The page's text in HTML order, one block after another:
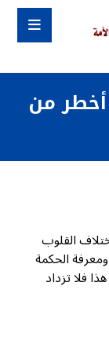
أخطر من
القلوب
الحكمة
فلا تزداد